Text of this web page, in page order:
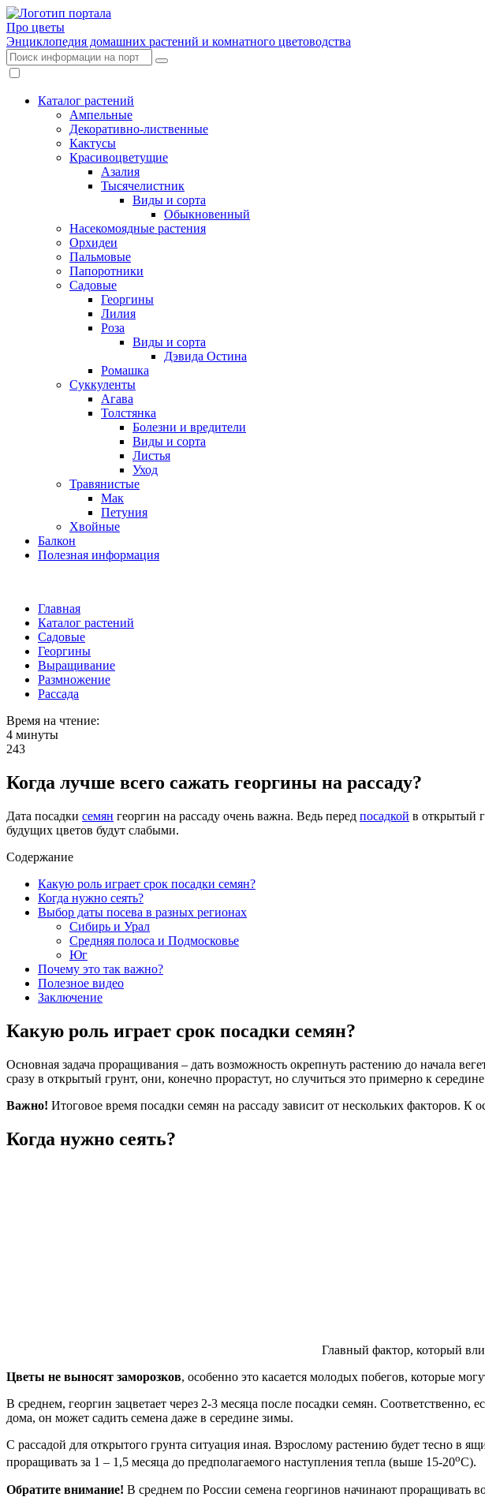
Про цветы
Энциклопедия домашних растений и комнатного цветоводства
Каталог растений
Ампельные
Декоративно-лиственные
Кактусы
Красивоцветущие
Азалия
Тысячелистник
Виды и сорта
Обыкновенный
Насекомоядные растения
Орхидеи
Пальмовые
Папоротники
Садовые
Георгины
Лилия
Роза
Виды и сорта
Дэвида Остина
Ромашка
Суккуленты
Агава
Толстянка
Болезни и вредители
Виды и сорта
Листья
Уход
Травянистые
Мак
Петуния
Хвойные
Балкон
Полезная информация
Главная
Каталог растений
Садовые
Георгины
Выращивание
Размножение
Рассада
Время на чтение:
4 минуты
243
Когда лучше всего сажать георгины на рассаду?
Дата посадки семян георгин на рассаду очень важна. Ведь перед посадкой в открытый
будущих цветов будут слабыми.
Содержание
Какую роль играет срок посадки семян?
Когда нужно сеять?
Выбор даты посева в разных регионах
Сибирь и Урал
Средняя полоса и Подмосковье
Юг
Почему это так важно?
Полезное видео
Заключение
Какую роль играет срок посадки семян?
Основная задача проращивания – дать возможность окрепнуть растению до начала
сразу в открытый грунт, они, конечно прорастут, но случиться это примерно к
Важно! Итоговое время посадки семян на рассаду зависит от нескольких факторов. К
Когда нужно сеять?
Главный фактор, который
Цветы не выносят заморозков, особенно это касается молодых побегов, которые
В среднем, георгин зацветает через 2-3 месяца после посадки семян.
дома, он может садить семена даже в середине зимы.
С рассадой для открытого грунта ситуация иная. Взрослому растению будет тесно
проращивать за 1 – 1,5 месяца до предполагаемого наступления тепла (выше 15-20оС).
Обратите внимание! В среднем по России семена георгинов начинают проращивать